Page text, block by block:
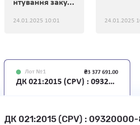
нтування заку...
24.01.2025 10:01 24.01.2025
Лот №1 ₴3 377 691.00
ДК 021:2015 (CPV) : 09320000-8 Пара, гаряча вода та пов’язана продукція (Постачання теплової енергії у гарячій воді та парі на 2025 рік)
ДК 021:2015 (CPV) : 09320000-8